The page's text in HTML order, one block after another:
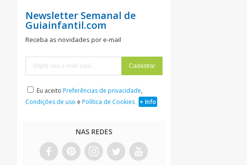
Newsletter Semanal de
Guiainfantil.com
Receba as novidades por e-mail
Eu aceito Preferências de privacidade,
Condições de uso e Política de Cookies + Info
NAS REDES